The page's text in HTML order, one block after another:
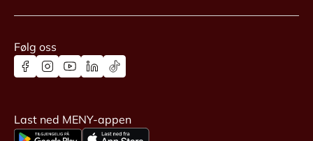
Følg oss
Last ned MENY-appen